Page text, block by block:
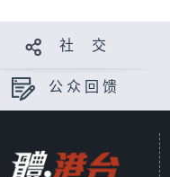
社 交
公众回馈